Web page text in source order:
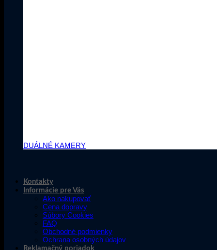
DUÁLNÉ KAMERY
Kontakty
Informácie pre Vás
Ako nakupovať
Cena dopravy
Súbory Cookies
FAQ
Obchodné podmienky
Ochrana osobných údajov
Reklamačný poriadok